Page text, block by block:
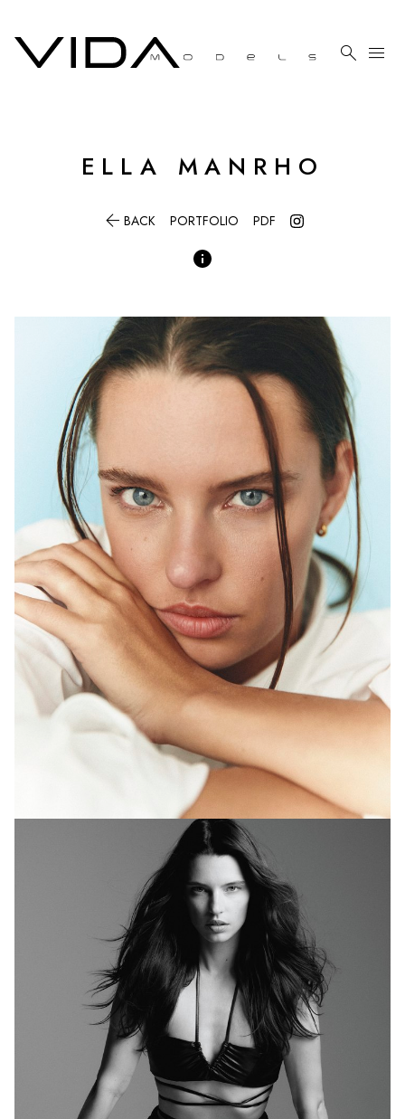
 menu
ELLA MANRHO
 BACK PORTFOLIO PDF